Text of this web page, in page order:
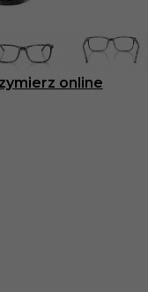
online